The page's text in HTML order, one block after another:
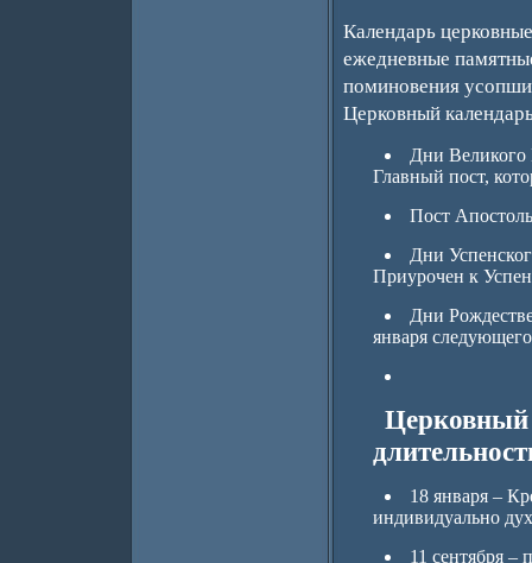
Календарь
ежедневные
поминовения
Церковный
Дни Великого
Главный пост,
Пост
Дни
Приурочен к
Дни
января
Церковный
18 января –
индивидуально
11 сентября